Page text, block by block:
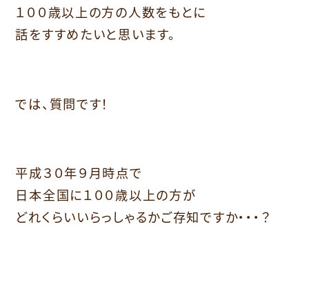
１００歳以上の方の人数をもとに
話をすすめたいと思います。
では、質問です！
平成３０年９月時点で
日本全国に１００歳以上の方が
どれくらいいらっしゃるかご存知ですか・・・？